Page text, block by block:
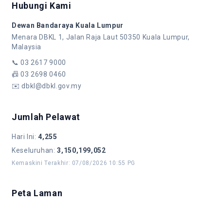
Hubungi Kami
Dewan Bandaraya Kuala Lumpur
Menara DBKL 1, Jalan Raja Laut 50350 Kuala Lumpur,
Malaysia
📞03 2617 9000
📠03 2698 0460
✉️dbkl@dbkl.gov.my
Jumlah Pelawat
Hari Ini:4,255
Keseluruhan:3,150,199,052
Kemaskini Terakhir: 07/08/2026 10:55 PG
Peta Laman